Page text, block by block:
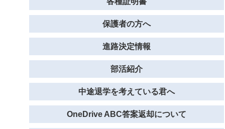
保護者の方へ
進路決定情報
部活紹介
中途退学を考えている君へ
OneDrive ABC答案返却について